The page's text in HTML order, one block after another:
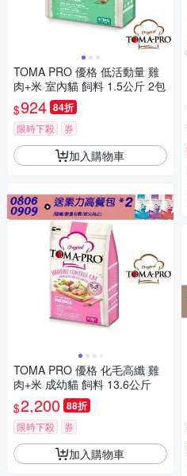
TOMA PRO 優格 低活動量 雞
肉+米 室內貓 飼料 1.5公斤 2包
$924 84折
限時下殺 券
加入購物車
TOMA PRO 優格 化毛高纖 雞
肉+米 成幼貓 飼料 13.6公斤
$2,200 88折
限時下殺 券
加入購物車